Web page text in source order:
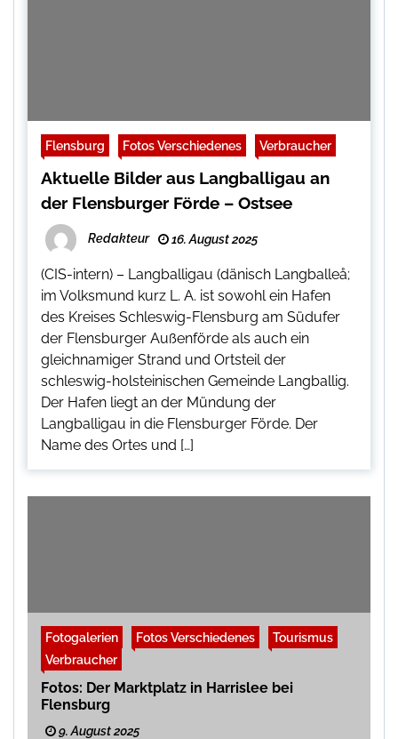
Flensburg Fotos Verschiedenes Verbraucher
Aktuelle Bilder aus Langballigau an
der Flensburger Förde – Ostsee
Redakteur 16. August 2025
(CIS-intern) – Langballigau (dänisch Langballeå;
im Volksmund kurz L. A. ist sowohl ein Hafen
des Kreises Schleswig-Flensburg am Südufer
der Flensburger Außenförde als auch ein
gleichnamiger Strand und Ortsteil der
schleswig-holsteinischen Gemeinde Langballig.
Der Hafen liegt an der Mündung der
Langballigau in die Flensburger Förde. Der
Name des Ortes und […]
Fotogalerien Fotos Verschiedenes
Tourismus
Verbraucher
Fotos: Der Marktplatz in Harrislee bei
Flensburg
9. August 2025